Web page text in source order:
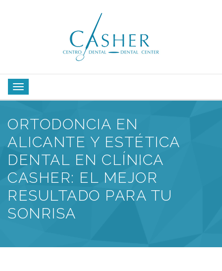
ORTODONCIA EN
ALICANTE Y ESTÉTICA
DENTAL EN CLÍNICA
CASHER: EL MEJOR
RESULTADO PARA TU
SONRISA